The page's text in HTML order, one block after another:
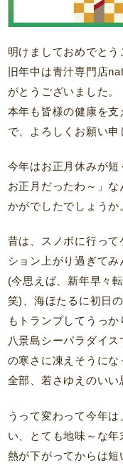
明けましておめでとう
旧年中は青汁専門店
がとうございました。
本年も皆様の健康を
で、よろしくお願い申
今年はお正月休みが
お正月だったわ～」
かがでしたでしょうか
昔は、スノボに行っ
ション上がり過ぎて
(今思えば、新年早々
笑)、海ほたるに初日
もトランプしてうっか
八景島シーパラダイ
の寒さに凍えそうにな
全部、若さゆえのいい
うって変わって今年
い、とても地味～な
熱が下がってからは